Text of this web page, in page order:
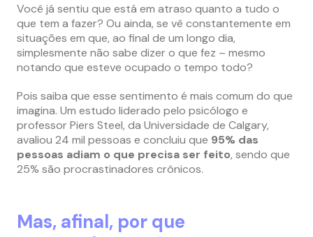
Você já sentiu que está em atraso quanto a tudo o
que tem a fazer? Ou ainda, se vê constantemente em
situações em que, ao final de um longo dia,
simplesmente não sabe dizer o que fez – mesmo
notando que esteve ocupado o tempo todo?
Pois saiba que esse sentimento é mais comum do que
imagina. Um estudo liderado pelo psicólogo e
professor Piers Steel, da Universidade de Calgary,
avaliou 24 mil pessoas e concluiu que 95% das
pessoas adiam o que precisa ser feito, sendo que
25% são procrastinadores crônicos.
Mas, afinal, por que